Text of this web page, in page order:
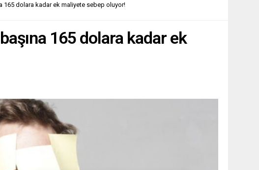
165 dolara kadar ek maliyete sebep oluyor!
165 dolara kadar ek